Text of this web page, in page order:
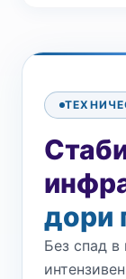
дори
Без спад в